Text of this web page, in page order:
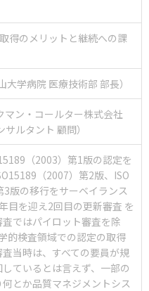
取得のメリットと継続への課
大学病院 医療技術部 部長）
マン・コールター株式会社
ルタント 顧問）
（2003）第1版の認定を
（2007）第2版、ISO
版の移行をサーベイランス
目を迎え2回目の更新審査 を
ではパイロット審査を除
的検査領域での認定の取得
当時は、すべての要員が規
ているとは言えず、一部の
とか品質マネジメントシス